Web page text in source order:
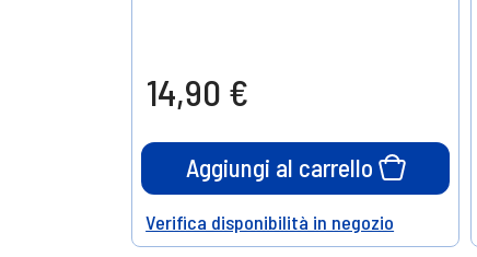
14,90 €
Aggiungi al carrello
Help
Verifica disponibilità in negozio